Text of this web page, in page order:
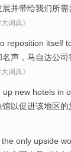
展并带给我们所需
词典》
reposition itself
名声 ， 马自达公司
词典》
up new hotels in
馆以促进该地区的
the only upside